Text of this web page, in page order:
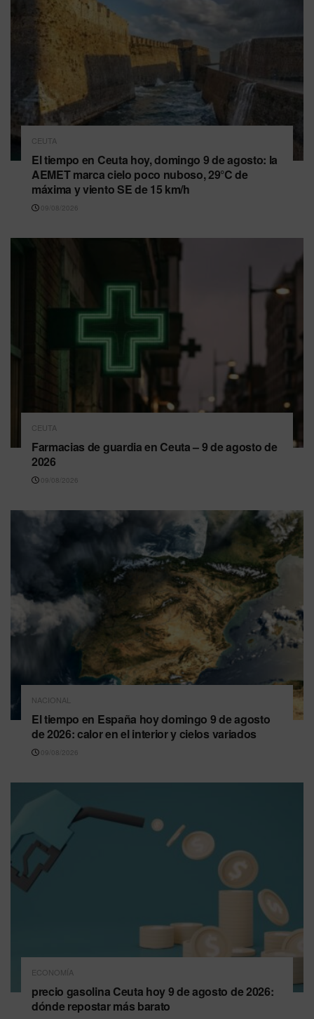
CEUTA
El tiempo en Ceuta hoy, domingo 9 de agosto: la
AEMET marca cielo poco nuboso, 29°C de
máxima y viento SE de 15 km/h
09/08/2026
CEUTA
Farmacias de guardia en Ceuta – 9 de agosto de
2026
09/08/2026
NACIONAL
El tiempo en España hoy domingo 9 de agosto
de 2026: calor en el interior y cielos variados
09/08/2026
ECONOMÍA
precio gasolina Ceuta hoy 9 de agosto de 2026:
dónde repostar más barato